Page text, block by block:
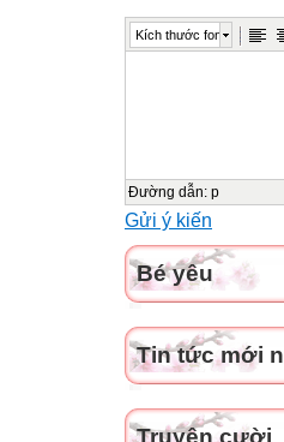
Kích thước font
Đường dẫn: p
Gửi ý kiến
Bé yêu
Tin tức mới
Truyện cười